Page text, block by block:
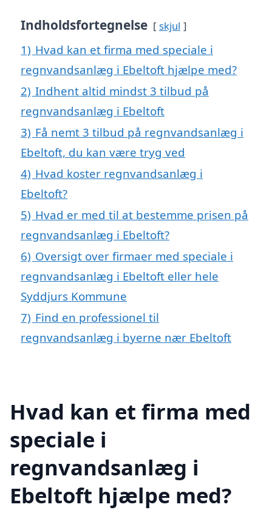
Indholdsfortegnelse skjul
1) Hvad kan et firma med speciale i
regnvandsanlæg i Ebeltoft hjælpe med?
2) Indhent altid mindst 3 tilbud på
regnvandsanlæg i Ebeltoft
3) Få nemt 3 tilbud på regnvandsanlæg i
Ebeltoft, du kan være tryg ved
4) Hvad koster regnvandsanlæg i
Ebeltoft?
5) Hvad er med til at bestemme prisen på
regnvandsanlæg i Ebeltoft?
6) Oversigt over firmaer med speciale i
regnvandsanlæg i Ebeltoft eller hele
Syddjurs Kommune
7) Find en professionel til
regnvandsanlæg i byerne nær Ebeltoft
Hvad kan et firma med
speciale i
regnvandsanlæg i
Ebeltoft hjælpe med?